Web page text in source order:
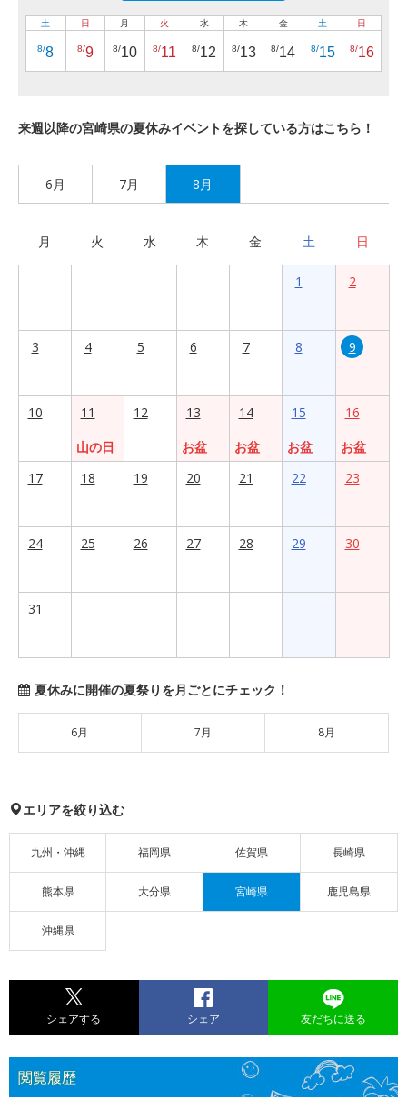
土
8/8
日
8/9
月
8/10
火
8/11
水
8/12
木
8/13
金
8/14
土
8/15
日
8/16
来週以降の宮崎県の夏休みイベントを探している方はこちら！
6月 7月 8月
月 火 水 木 金 土 日
1 2
3 4 5 6 7 8 9
10
11
山の日
12
13
お盆
14
お盆
15
お盆
16
お盆
17
18 19 20 21 22 23
24 25 26 27 28 29 30
31
夏休みに開催の夏祭りを月ごとにチェック！
6月 7月 8月
エリアを絞り込む
九州・沖縄 福岡県 佐賀県 長崎県
熊本県 大分県 宮崎県 鹿児島県
沖縄県
シェアする シェア 友だちに送る
閲覧履歴